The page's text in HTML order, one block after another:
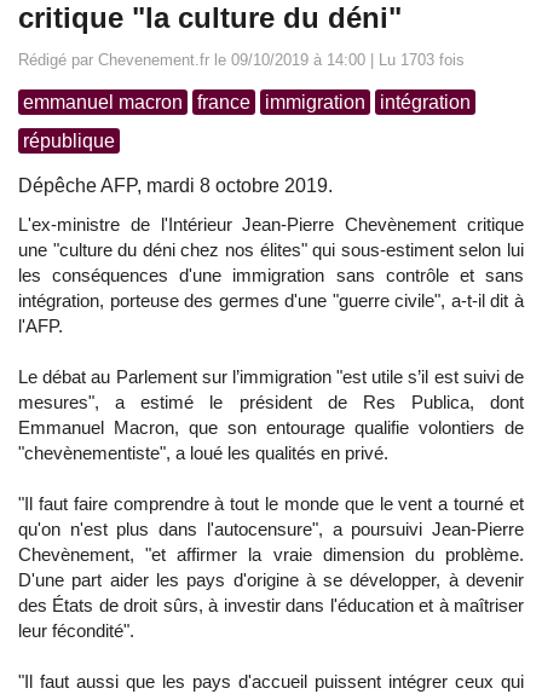
critique "la culture du déni"
Rédigé par Chevenement.fr le 09/10/2019 à 14:00 | Lu 1703 fois
emmanuel macron france immigration
intégration
république
Dépêche AFP, mardi 8 octobre 2019.
L'ex-ministre de l'Intérieur Jean-Pierre Chevènement critique
une "culture du déni chez nos élites" qui sous-estiment selon lui
les conséquences d'une immigration sans contrôle et sans
intégration, porteuse des germes d'une "guerre civile", a-t-il dit à
l'AFP.
Le débat au Parlement sur l’immigration "est utile s’il est suivi de
mesures", a estimé le président de Res Publica, dont
Emmanuel Macron, que son entourage qualifie volontiers de
"chevènementiste", a loué les qualités en privé.
"Il faut faire comprendre à tout le monde que le vent a tourné et
qu'on n'est plus dans l'autocensure", a poursuivi Jean-Pierre
Chevènement, "et affirmer la vraie dimension du problème.
D'une part aider les pays d'origine à se développer, à devenir
des États de droit sûrs, à investir dans l'éducation et à maîtriser
leur fécondité".
"Il faut aussi que les pays d'accueil puissent intégrer ceux qui